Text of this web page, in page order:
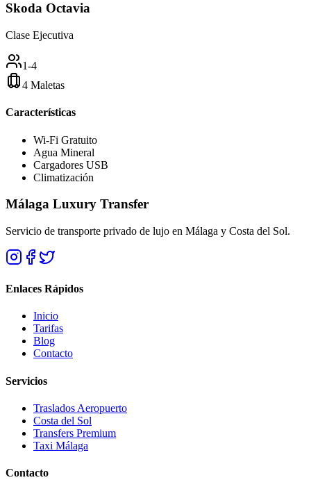
Skoda Octavia
Clase Ejecutiva
1-4
4 Maletas
Características
Wi-Fi Gratuito
Agua Mineral
Cargadores USB
Climatización
Málaga Luxury Transfer
Servicio de transporte privado de lujo en Málaga y Costa del Sol.
Enlaces Rápidos
Inicio
Tarifas
Blog
Contacto
Servicios
Traslados Aeropuerto
Costa del Sol
Transfers Premium
Taxi Málaga
Contacto